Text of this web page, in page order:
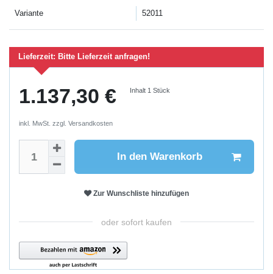
Variante 52011
Lieferzeit: Bitte Lieferzeit anfragen!
1.137,30 € Inhalt 1Stück
inkl. MwSt. zzgl. Versandkosten
In den Warenkorb
Zur Wunschliste hinzufügen
oder sofort kaufen